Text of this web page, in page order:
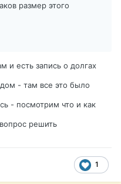
размер этого
и есть запись о долгах
- там все это было
- посмотрим что и как
решить
1